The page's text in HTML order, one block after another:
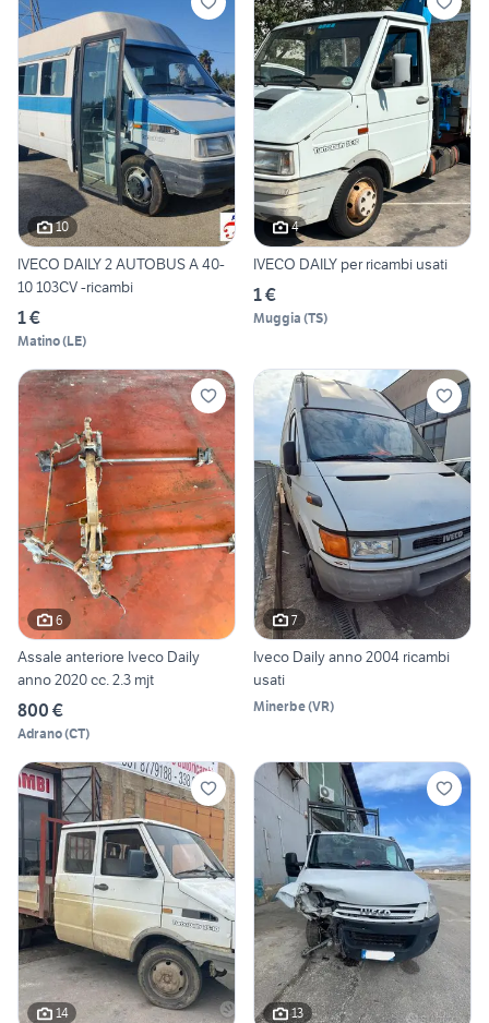
10
IVECO DAILY 2 AUTOBUS A 40-
10 103CV -ricambi
1 €
Matino(LE)
4
IVECO DAILY per ricambi usati
1 €
Muggia (TS)
6
Assale anteriore Iveco Daily
anno 2020 cc. 2.3 mjt
800 €
Adrano(CT)
7
Iveco Daily anno 2004 ricambi
usati
Minerbe(VR)
14 13